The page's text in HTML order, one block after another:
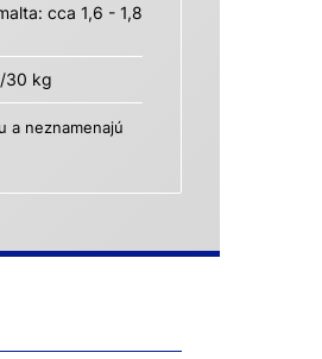
cca 1,6 - 1,8
30 kg
a neznamenajú